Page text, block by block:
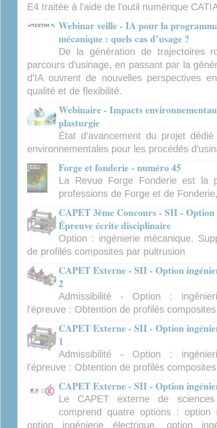
E4 traitée à l'aide de l’outil numérique
Webinar veille - IA pour la
mécanique : quels cas d’usage ?
De la génération de trajectoires
parcours d’usinage, en passant par la
d’IA ouvrent de nouvelles perspectives
qualité et de flexibilité.
Webinaire - Impacts
plasturgie
État d’avancement du projet
environnementales pour les procédés
Forge et fonderie - numéro 45
La Revue Forge Fonderie est la
professions de Forge et de
CAPET 3ème Concours - SII -
Épreuve écrite disciplinaire
Option : ingénierie mécanique.
de profilés composites par pultrusion
CAPET Externe - SII - Option
2
Admissibilité - Option :
l'épreuve : Obtention de profilés
CAPET Externe - SII - Option
1
Admissibilité - Option :
l'épreuve : Obtention de profilés
CAPET Externe - SII - Option
Le CAPET externe de
comprend quatre options : option
option ingénierie électrique, option